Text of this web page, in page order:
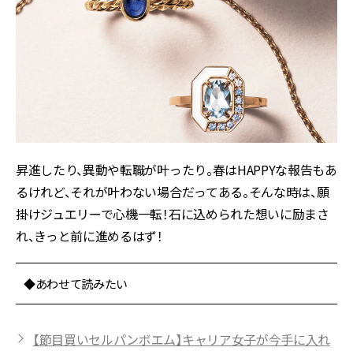
昇進したり、異動や転職が叶ったり。春はHAPPYな報告もあ
るけれど、それが叶わない場合だってある。そんな時は、願
掛けジュエリーで心機一転！石に込められた想いに励まさ
れ、きっと前に進めるはず！
◆あわせて読みたい
【節目買いセルパンボエム】キャリア女子が今手に入れ